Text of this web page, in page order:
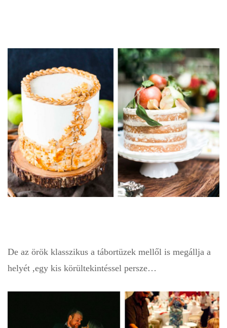
De az örök klasszikus a tábortüzek mellől is megállja a
helyét ,egy kis körültekintéssel persze…